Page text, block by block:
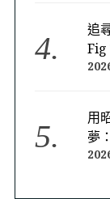
追
Fig
用
夢